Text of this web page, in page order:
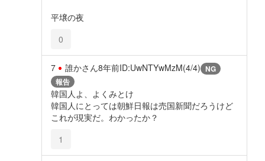
平壌の夜
0
7 誰かさん8年前ID:UwNTYwMzM(4/4) NG
報告
韓国人よ、よくみとけ
韓国人にとっては朝鮮日報は売国新聞だろうけど
これが現実だ。わかったか？
1